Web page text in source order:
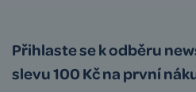
Přihlaste se k odběru
slevu 100 Kč na první